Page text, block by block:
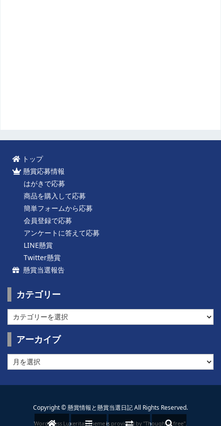
トップ
懸賞応募情報
はがきで応募
商品を購入して応募
簡単フォームから応募
会員登録で応募
アンケートに答えて応募
LINE懸賞
Twitter懸賞
懸賞当選報告
カテゴリー
テ
ゴ
ー
アーカイブ
ー
イ
Copyright ©懸賞情報と懸賞当選日記All Rights Reserved.
WordPress Luxeritas Theme is provided by "Thought is free".